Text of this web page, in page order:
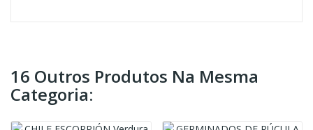
16 Outros Produtos Na Mesma
Categoria: